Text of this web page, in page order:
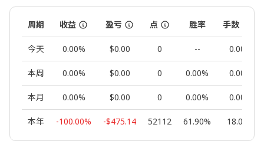
周期 收益 盈亏 点 胜率 手数
今天 0.00% $0.00 0 -- 0.00
本周 0.00% $0.00 0 0.00% 0.00
本月 0.00% $0.00 0 0.00% 0.00
本年 -100.00% -$475.14 52112 61.90% 18.09